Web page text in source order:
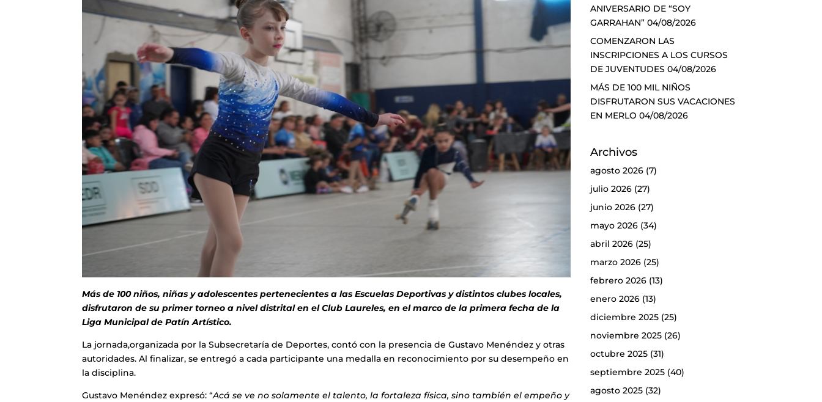
Más de 100 niños, niñas y adolescentes pertenecientes a las Escuelas Deportivas y distintos clubes locales,
disfrutaron de su primer torneo a nivel distrital en el Club Laureles, en el marco de la primera fecha de la
Liga Municipal de Patín Artístico.
La jornada,organizada por la Subsecretaría de Deportes, contó con la presencia de Gustavo Menéndez y otras
autoridades. Al finalizar, se entregó a cada participante una medalla en reconocimiento por su desempeño en
la disciplina.
Gustavo Menéndez expresó: “Acá se ve no solamente el talento, la fortaleza física, sino también el empeño y
ANIVERSARIO DE “SOY
GARRAHAN” 04/08/2026
COMENZARON LAS
INSCRIPCIONES A LOS CURSOS
DE JUVENTUDES 04/08/2026
MÁS DE 100 MIL NIÑOS
DISFRUTARON SUS VACACIONES
EN MERLO 04/08/2026
Archivos
agosto 2026(7)
julio 2026(27)
junio 2026(27)
mayo 2026(34)
abril 2026(25)
marzo 2026(25)
febrero 2026(13)
enero 2026(13)
diciembre 2025(25)
noviembre 2025(26)
octubre 2025(31)
septiembre 2025(40)
agosto 2025(32)